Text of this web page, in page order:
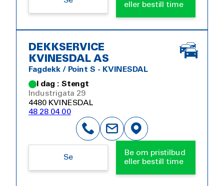
eller bestill time
DEKKSERVICE
KVINESDAL AS
Fagdekk / Point S - KVINESDAL
I dag : Stengt
Industrigata 29
4480 KVINESDAL
48 28 04 00
Se
Be om pristilbud
eller bestill time